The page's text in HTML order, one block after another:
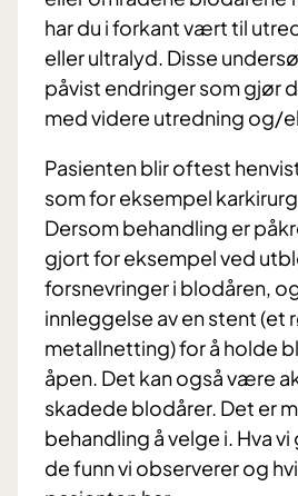
har du i forkant vært til
eller ultralyd. Disse
påvist endringer som gjør
med videre utredning og/
Pasienten blir oftest
som for eksempel
Dersom behandling er
gjort for eksempel ved
forsnevringer i blodåren,
innleggelse av en stent (et
metallnetting) for å holde
åpen. Det kan også være
skadede blodårer. Det er
behandling å velge i. Hva
de funn vi observerer og